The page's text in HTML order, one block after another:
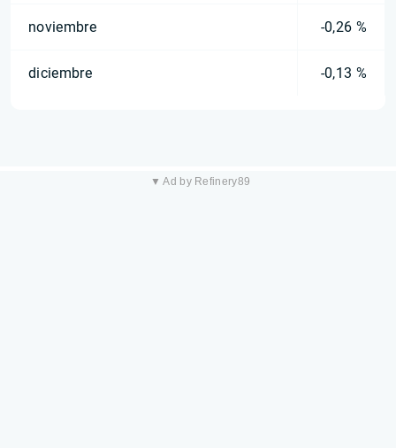
noviembre -0,26 %
diciembre -0,13 %
▼ Ad by Refinery89